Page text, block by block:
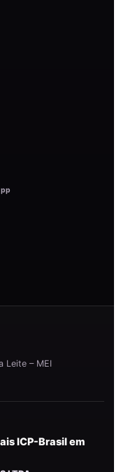
Leite – MEI
ICP-Brasil em